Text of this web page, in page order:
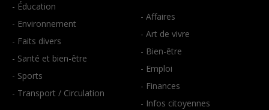
- Éducation
- Environnement
- Faits divers
- Santé et bien-être
- Sports
- Transport / Circulation
- Affaires
- Art de vivre
- Bien-être
- Emploi
- Finances
- Infos citoyennes